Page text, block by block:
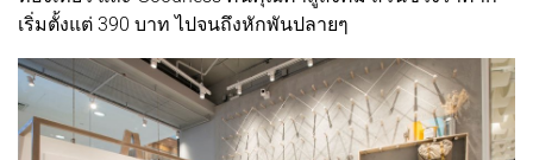
เริ่มตั้งแต่ 390 บาท ไปจนถึงหักพันปลายๆ